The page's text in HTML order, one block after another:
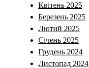
Квітень 2025
Березень 2025
Лютий 2025
Січень 2025
Грудень 2024
Листопад 2024